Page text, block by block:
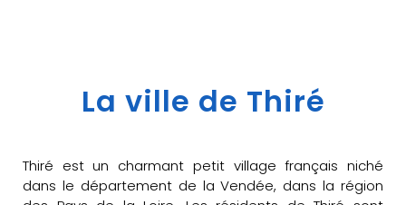
La ville de Thiré
Thiré est un charmant petit village français niché
dans le département de la Vendée, dans la région